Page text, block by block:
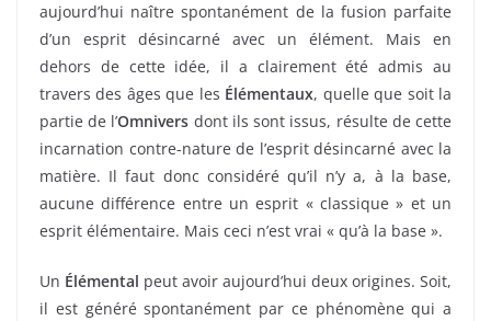
aujourd’hui naître spontanément de la fusion parfaite
d’un esprit désincarné avec un élément. Mais en
dehors de cette idée, il a clairement été admis au
travers des âges que les Élémentaux, quelle que soit la
partie de l’Omnivers dont ils sont issus, résulte de cette
incarnation contre-nature de l’esprit désincarné avec la
matière. Il faut donc considéré qu’il n’y a, à la base,
aucune différence entre un esprit « classique » et un
esprit élémentaire. Mais ceci n’est vrai « qu’à la base ».
Un Élémental peut avoir aujourd’hui deux origines. Soit,
il est généré spontanément par ce phénomène qui a